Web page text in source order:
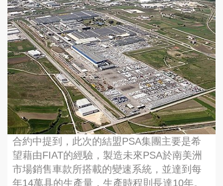
合約中提到，此次的結盟PSA集團主要是希
望藉由FIAT的經驗，製造未來PSA於南美洲
市場銷售車款所搭載的變速系統，並達到每
年14萬具的生產量，生產時程則長達10年。